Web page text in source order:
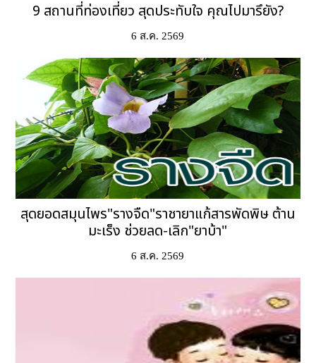
9 สถานที่ท่องเที่ยว สุดประทับใจ คุณไปมารึยัง?
6 ส.ค. 2569
สุดยอดสมุนไพร"รางจืด"ราชายาแก้สารพัดพิษ ต้าน
มะเร็ง ช่วยลด-เลิก"ยาบ้า"
6 ส.ค. 2569